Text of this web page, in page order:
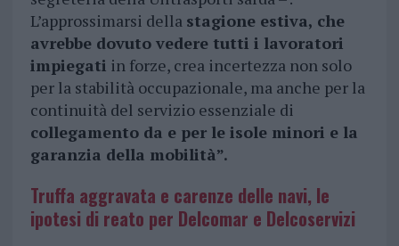
L’approssimarsi della stagione estiva, che
avrebbe dovuto vedere tutti i lavoratori
impiegati in forze, crea incertezza non solo
per la stabilità occupazionale, ma anche per la
continuità del servizio essenziale di
collegamento da e per le isole minori e la
garanzia della mobilità”.
Truffa aggravata e carenze delle navi, le
ipotesi di reato per Delcomar e Delcoservizi